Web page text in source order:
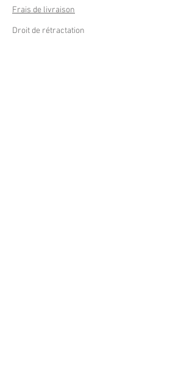
Frais de livraison
Droit de rétractation